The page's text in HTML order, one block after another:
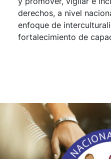
derechos, a nivel
enfoque de
fortalecimiento de